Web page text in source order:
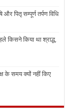
पितृ सम्पूर्ण तर्पण विधि
किसने किया था श्राद्ध,
के समय क्यों नहीं किए